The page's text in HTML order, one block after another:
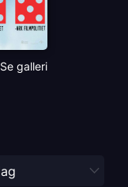
Se galleri